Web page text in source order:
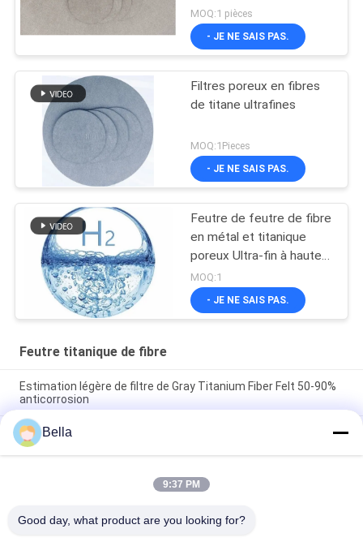
dynamique des fluides
MOQ:1 pièces
- JE NE SAIS PAS.
Filtres poreux en fibres
de titane ultrafines
MOQ:1Pieces
- JE NE SAIS PAS.
Feutre de feutre de fibre
en métal et titanique
poreux Ultra-fin à haute
efficacité de fibre
MOQ:1
- JE NE SAIS PAS.
Feutre titanique de fibre
Estimation légère de filtre de Gray Titanium Fiber Felt 50-90%
anticorrosion
Feltre poreux en fibres de titane ultra-fines Matériaux
PTL/GDL dans l'énergie de l'hydrogène Électrolyse de l'eau
pure
Application du fabricant de fibres métalliques poreuses
Bella
9:37 PM
Good day, what product are you looking for?